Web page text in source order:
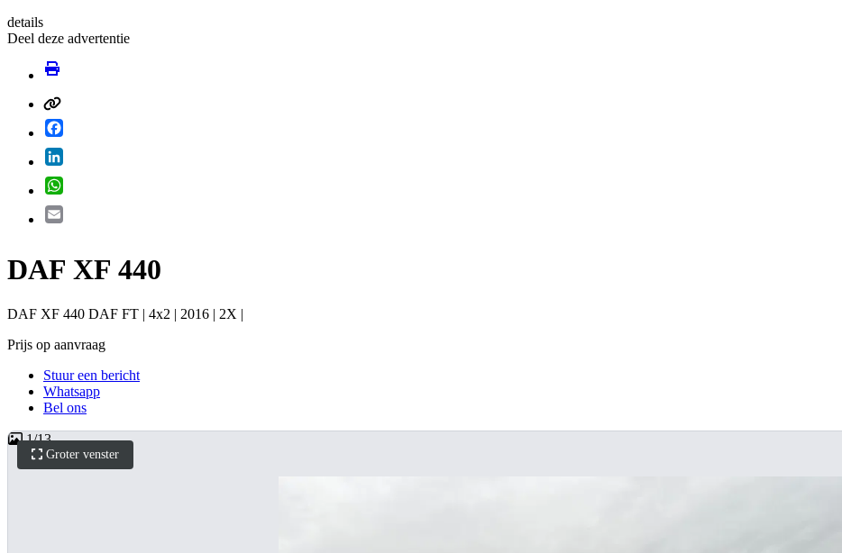
details
Deel deze advertentie
DAF XF 440
DAF XF 440 DAF FT | 4x2 | 2016 | 2X |
Prijs op aanvraag
Stuur een bericht
Whatsapp
Bel ons
Groter venster
1/13